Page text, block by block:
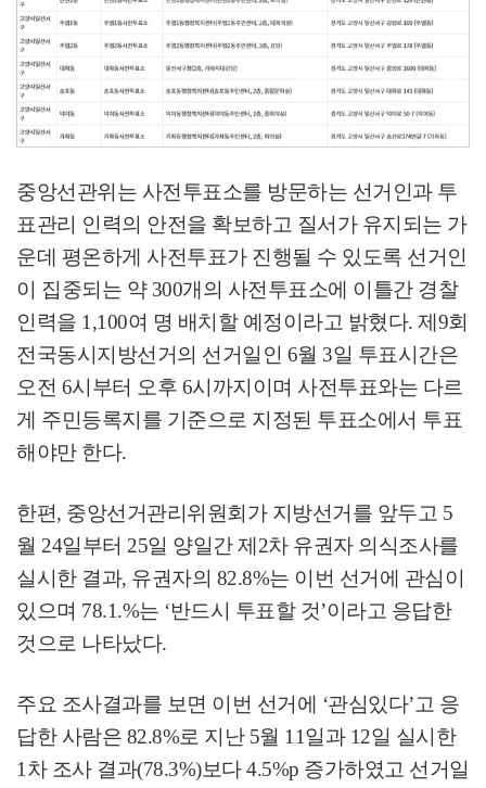
중앙선관위는 사전투표소를 방문하는 선거인과 투
표관리 인력의 안전을 확보하고 질서가 유지되는 가
운데 평온하게 사전투표가 진행될 수 있도록 선거인
이 집중되는 약 300개의 사전투표소에 이틀간 경찰
인력을 1,100여 명 배치할 예정이라고 밝혔다. 제9회
전국동시지방선거의 선거일인 6월 3일 투표시간은
오전 6시부터 오후 6시까지이며 사전투표와는 다르
게 주민등록지를 기준으로 지정된 투표소에서 투표
해야만 한다.
한편, 중앙선거관리위원회가 지방선거를 앞두고 5
월 24일부터 25일 양일간 제2차 유권자 의식조사를
실시한 결과, 유권자의 82.8%는 이번 선거에 관심이
있으며 78.1.%는 ‘반드시 투표할 것’이라고 응답한
것으로 나타났다.
주요 조사결과를 보면 이번 선거에 ‘관심있다’고 응
답한 사람은 82.8%로 지난 5월 11일과 12일 실시한
1 차 조사 결과(78.3%)보다4.5%p 증가하였고 선거일